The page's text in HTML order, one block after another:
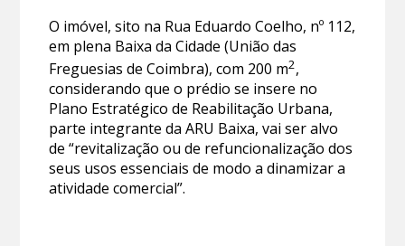
O imóvel, sito na Rua Eduardo Coelho, nº 112,
em plena Baixa da Cidade (União das
Freguesias de Coimbra), com 200 m2,
considerando que o prédio se insere no
Plano Estratégico de Reabilitação Urbana,
parte integrante da ARU Baixa, vai ser alvo
de “revitalização ou de refuncionalização dos
seus usos essenciais de modo a dinamizar a
atividade comercial”.